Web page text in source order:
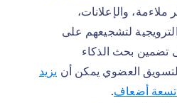
ملاءمة، والإعلانات،
لتشجيعهم على
تضمين بحث الذكاء
العضوي يمكن أن يزيد
تسعة أضعاف.